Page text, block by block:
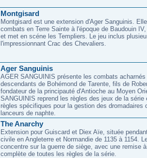
Montgisard
Montgisard est une extension d'Ager Sanguinis.
combats en Terre Sainte à l'époque de Baudouin
et met en scéne les Templiers. Le jeu inclus
l'impressionnant Crac des Chevaliers.
Ager Sanguinis
AGER SANGUINIS présente les combats acharnés
descendants de Bohémond de Tarente, fils de
fondateur de la principauté d'Antioche au Moyen
SANGUINIS reprend les règles des jeux de la série
règles spécifiques pour la gestion des dromadaires
lanceurs de naphte.
The Anarchy
Extension pour Guiscard et Diex Aïe, située
civile en Angleterre et Normandie de 1135 à 1154.
concentre sur la guerre de siège, avec une remise
complète de toutes les règles de la série.